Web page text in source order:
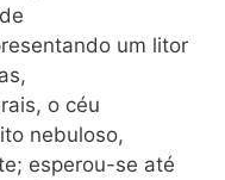
um litor
o céu
nebuloso,
esperou-se até